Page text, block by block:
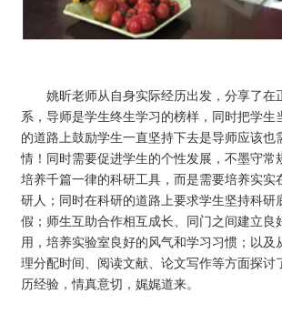
姚昕老师从自身实际经历出发，分享了在
系，导师是学生终生学习的榜样，同时把学生
的道路上鼓励学生一直坚持下去是导师应该也
情！同时需要促进学生的个性发展，不墨守常
培养千篇一律的科研工具，而是需要培养实实
研人；同时在科研的道路上要求学生坚持科研
假；师生互助合作相互成长、同门之间建立良
用，培养实验室良好的风气和学习习惯；以及
理分配时间、阅读文献、论文写作等方面探讨
历经验，情真意切，娓娓道来。